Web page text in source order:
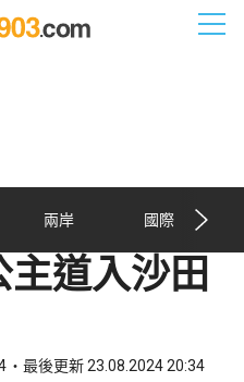
兩岸 國際
道入沙田
最後更新 23.08.2024 20:34